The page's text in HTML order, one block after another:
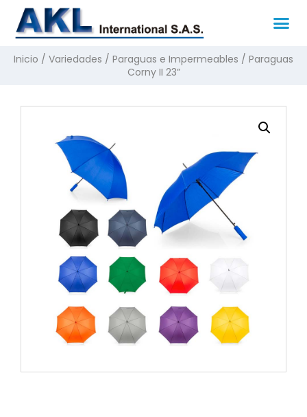
Inicio / Variedades / Paraguas e Impermeables / Paraguas
Corny II 23”